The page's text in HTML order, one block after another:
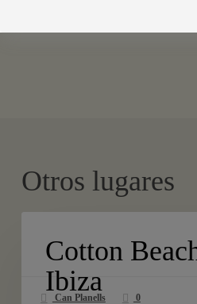
Otros lugares
Beach
ClubCotton
Ibiza
Can Planells 0